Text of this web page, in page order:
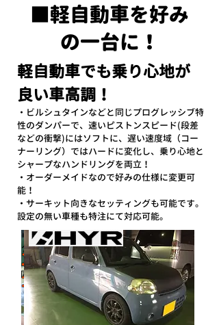
■軽自動車を好み
の一台に！
軽自動車でも乗り心地が
良い車高調！
・ビルシュタインなどと同じプログレッシブ特
性のダンパーで、速いピストンスピード(段差
などの衝撃)にはソフトに、遅い速度域（コー
ナーリ ング）ではハードに変化し、乗り心地と
シャープなハンドリングを両立！
・オーダーメイドなので好みの仕様に変更可
能！
・サーキット向きなセッティングも可能です。
設定の無い車種も特注にて対応可能。
ダイハツエッセ（Ｌ２３５Ｓ）で、
リアスプリング無
151,800円（税込）
リアアジャスター付き
182,600円（税込）
同形状のサスなら同価格です。